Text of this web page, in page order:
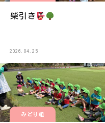
柴引き
2026.04.25
みどり組